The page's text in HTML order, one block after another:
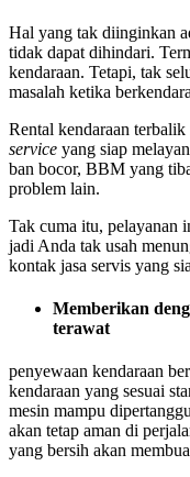
Hal yang tak diinginkan
tidak dapat dihindari.
kendaraan. Tetapi, tak
masalah ketika
Rental kendaraan
service yang siap
ban bocor, BBM yang
problem lain.
Tak cuma itu, pelayanan
jadi Anda tak usah
kontak jasa servis yang
Memberikan
terawat
penyewaan kendaraan
kendaraan yang sesuai
mesin mampu
akan tetap aman di
yang bersih akan